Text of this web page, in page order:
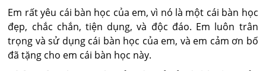
Em rất yêu cái bàn học của em, vì nó là một cái bàn học
đẹp, chắc chắn, tiện dụng, và độc đáo. Em luôn trân
trọng và sử dụng cái bàn học của em, và em cảm ơn bố
đã tặng cho em cái bàn học này.